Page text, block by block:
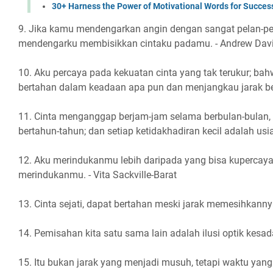
30+ Harness the Power of Motivational Words for
9. Jika kamu mendengarkan angin dengan sangat pelan-
mendengarku membisikkan cintaku padamu. - Andrew
10. Aku percaya pada kekuatan cinta yang tak terukur;
bertahan dalam keadaan apa pun dan menjangkau jarak
11. Cinta menganggap berjam-jam selama berbulan-
bertahun-tahun; dan setiap ketidakhadiran kecil adalah
12. Aku merindukanmu lebih daripada yang bisa
merindukanmu. - Vita Sackville-Barat
13. Cinta sejati, dapat bertahan meski jarak
14. Pemisahan kita satu sama lain adalah ilusi optik
15. Itu bukan jarak yang menjadi musuh, tetapi waktu